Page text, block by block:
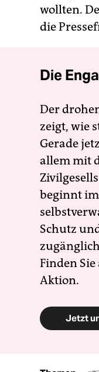
wollten.
die
Die
Der
zeigt, wie
Gerade
allem mit
beginnt
Schutz
Finden
Aktion.
Jetzt